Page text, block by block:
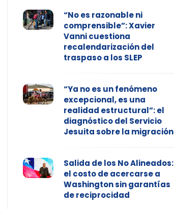
“No es razonable ni
comprensible”: Xavier
Vanni cuestiona
recalendarización del
traspaso a los SLEP
“Ya no es un fenómeno
excepcional, es una
realidad estructural”: el
diagnóstico del Servicio
Jesuita sobre la migración
Salida de los No Alineados:
el costo de acercarse a
Washington sin garantías
de reciprocidad